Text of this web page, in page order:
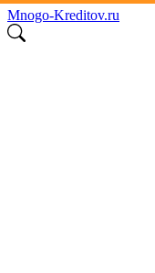
Mnogo-Kreditov.ru